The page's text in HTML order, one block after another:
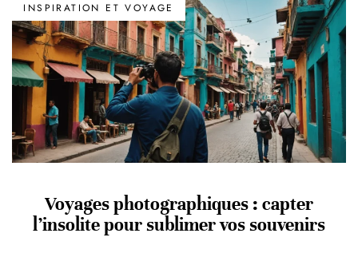
INSPIRATION ET VOYAGE
Voyages photographiques : capter
l’insolite pour sublimer vos souvenirs